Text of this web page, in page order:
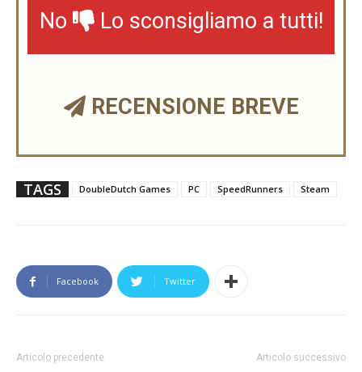
No Lo sconsigliamo a tutti!
RECENSIONE BREVE
TAGS DoubleDutch Games PC SpeedRunners Steam
Facebook Twitter
Articolo precedente Articolo successivo